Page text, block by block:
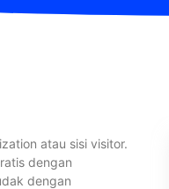
atau sisi visitor.
dengan
dengan